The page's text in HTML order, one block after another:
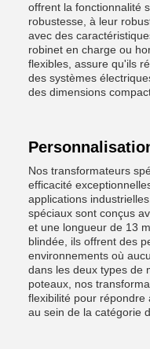
offrent la fonctionnalité
robustesse, à leur
avec des
robinet en charge ou
flexibles, assure qu'ils
des systèmes
des dimensions
Nos transformateurs
efficacité
applications
spéciaux sont conçus
et une longueur de 13
blindée, ils offrent des
environnements où
dans les deux types de
poteaux, nos
flexibilité pour répondre
au sein de la catégorie